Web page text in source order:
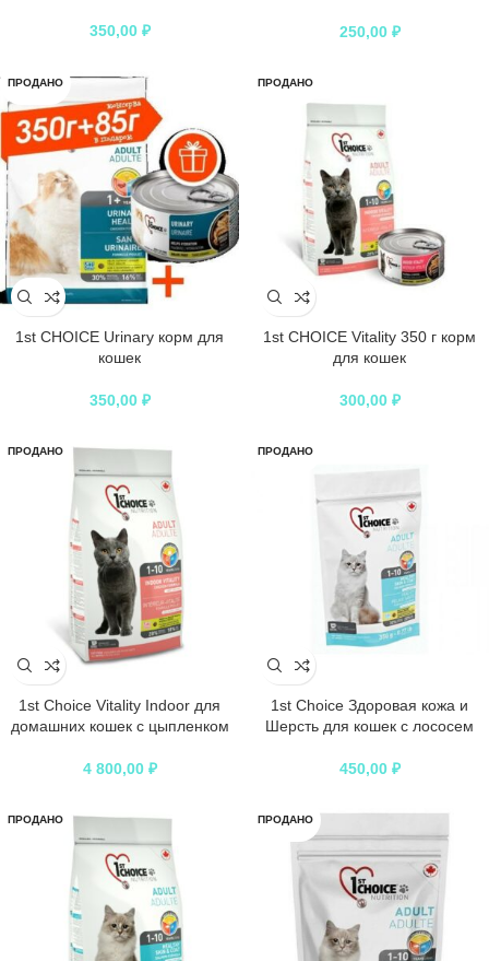
350,00 ₽
курица
250,00 ₽
ПРОДАНО
1st CHOICE Urinary корм для
кошек
350,00 ₽
ПРОДАНО
1st CHOICE Vitality 350 г корм
для кошек
300,00 ₽
ПРОДАНО
1st Choice Vitality Indoor для
домашних кошек с цыпленком
4 800,00 ₽
ПРОДАНО
1st Choice Здоровая кожа и
Шерсть для кошек с лососем
450,00 ₽
ПРОДАНО ПРОДАНО